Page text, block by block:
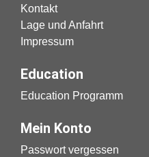
Kontakt
Lage und Anfahrt
Impressum
Education
Education Programm
Mein Konto
Passwort vergessen